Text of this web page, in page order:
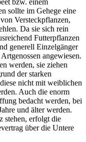
bzw. einem
sollte im Gehege eine
Versteckpflanzen,
Da sie sich rein
Futterpflanzen
generell Einzelgänger
angewiesen.
werden, sie ziehen
der starken
nicht mit weiblichen
Auch die enorm
bedacht werden, bei
und älter werden.
stehen, erfolgt die
über die Untere